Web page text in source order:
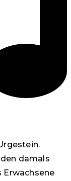
damals
Erwachsene